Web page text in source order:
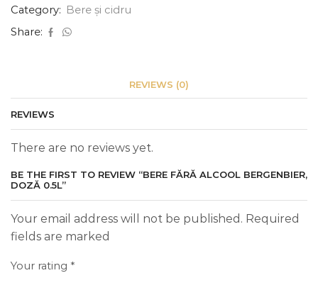
Bergenbier,
doză
0.5L
Category: Bere și cidru
Share:
REVIEWS (0)
REVIEWS
There are no reviews yet.
BE THE FIRST TO REVIEW “BERE FĂRĂ ALCOOL BERGENBIER,
DOZĂ 0.5L”
Your email address will not be published. Required
fields are marked
Your rating *